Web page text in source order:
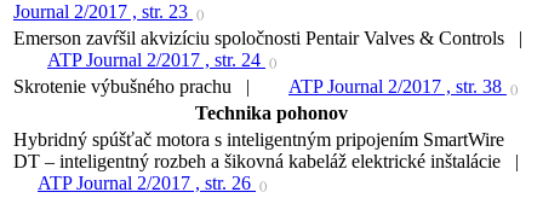
Journal 2/2017 , str. 23
()
Emerson zavŕšil akvizíciu spoločnosti Pentair Valves & Controls |
ATP Journal 2/2017 , str. 24
()
Skrotenie výbušného prachu | ATP Journal 2/2017 , str. 38 ()
Technika pohonov
Hybridný spúšťač motora s inteligentným pripojením SmartWire
DT – inteligentný rozbeh a šikovná kabeláž elektrické inštalácie |
ATP Journal 2/2017 , str. 26
()